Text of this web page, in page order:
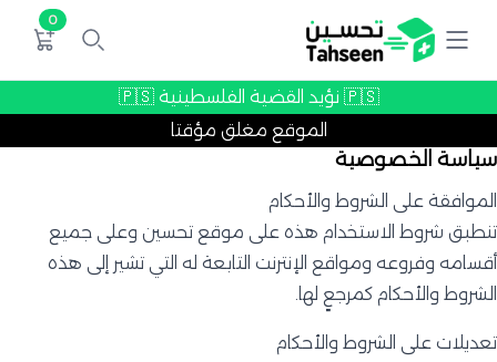
0
🇵🇸 نؤيد القضية الفلسطينية 🇵🇸
الموقع مغلق مؤقتا
سياسة الخصوصية
الموافقة على الشروط والأحكام
تنطبق شروط الاستخدام هذه على موقع تحسين وعلى جميع
أقسامه وفروعه ومواقع الإنترنت التابعة له التي تشير إلى هذه
الشروط والأحكام كمرجعٍ لها.
تعديلات على الشروط والأحكام